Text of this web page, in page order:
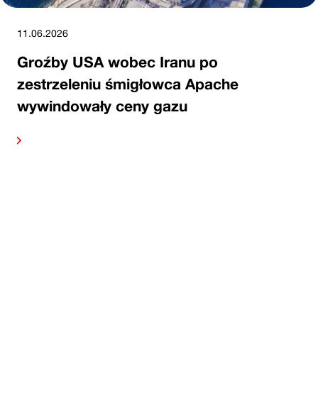
11.06.2026
Groźby USA wobec Iranu po
zestrzeleniu śmigłowca Apache
wywindowały ceny gazu